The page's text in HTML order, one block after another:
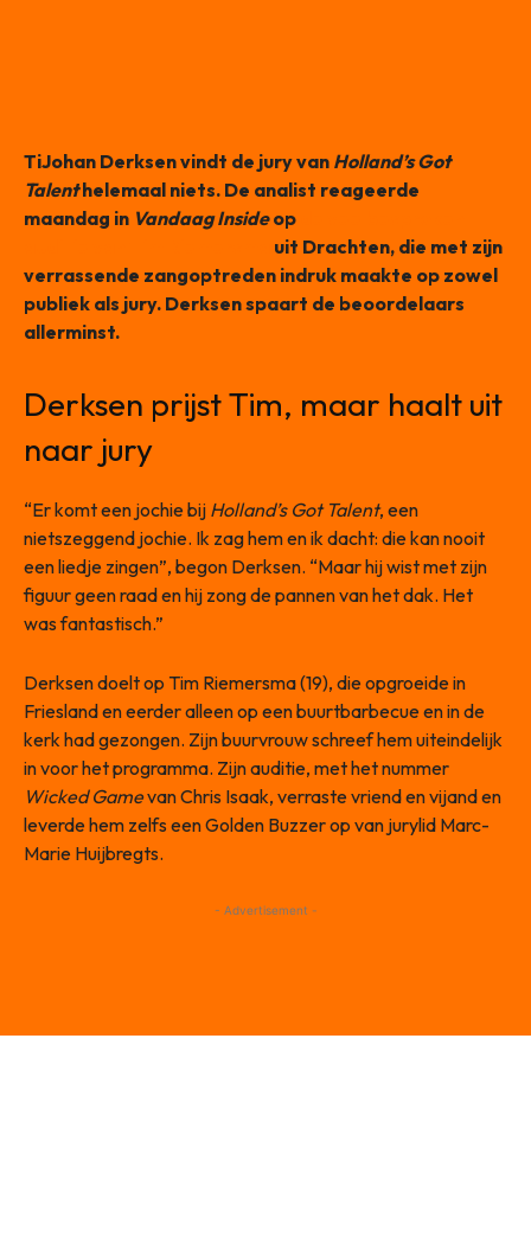
TiJohan Derksen vindt de jury van Holland’s Got
Talenthelemaal niets. De analist reageerde
maandag in Vandaag Insideop
uit Drachten, die met zijn
verrassende zangoptreden indruk maakte op zowel
publiek als jury. Derksen spaart de beoordelaars
allerminst.
Derksen prijst Tim, maar haalt uit
naar jury
“Er komt een jochie bij Holland’s Got Talent, een
nietszeggend jochie. Ik zag hem en ik dacht: die kan nooit
een liedje zingen”, begon Derksen. “Maar hij wist met zijn
figuur geen raad en hij zong de pannen van het dak. Het
was fantastisch.”
Derksen doelt op Tim Riemersma (19), die opgroeide in
Friesland en eerder alleen op een buurtbarbecue en in de
kerk had gezongen. Zijn buurvrouw schreef hem uiteindelijk
in voor het programma. Zijn auditie, met het nummer
Wicked Gamevan Chris Isaak, verraste vriend en vijand en
leverde hem zelfs een Golden Buzzer op van jurylid Marc-
Marie Huijbregts.
- Advertisement -